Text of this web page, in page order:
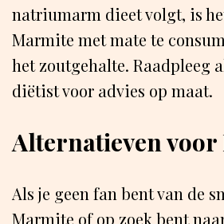
natriumarm dieet volgt, is
Marmite met mate te
het zoutgehalte. Raadpleeg
diëtist voor advies op maat.
Alternatieven
Als je geen fan bent van de
Marmite of op zoek bent